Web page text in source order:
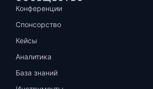
Конференции
Спонсорство
Кейсы
Аналитика
База знаний